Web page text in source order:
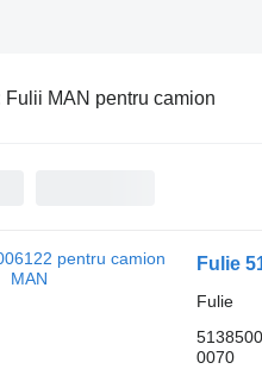
Fulii MAN pentru camion
Fulie
Fulie
0070